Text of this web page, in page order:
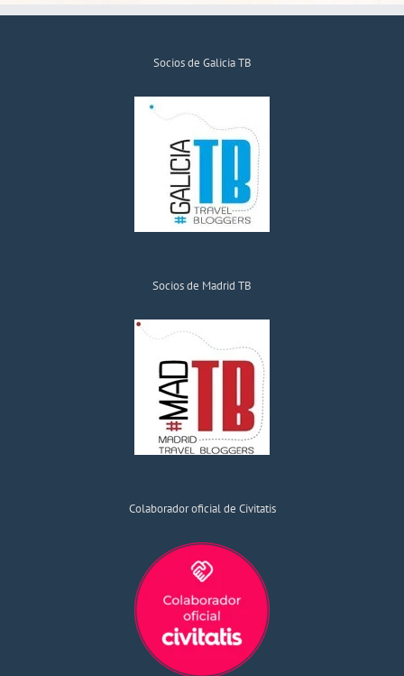
Socios de Galicia TB
Socios de Madrid TB
Colaborador oficial de Civitatis